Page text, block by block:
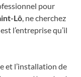
pour
Lô, ne cherchez
l’entreprise qu’il
et l’installation de